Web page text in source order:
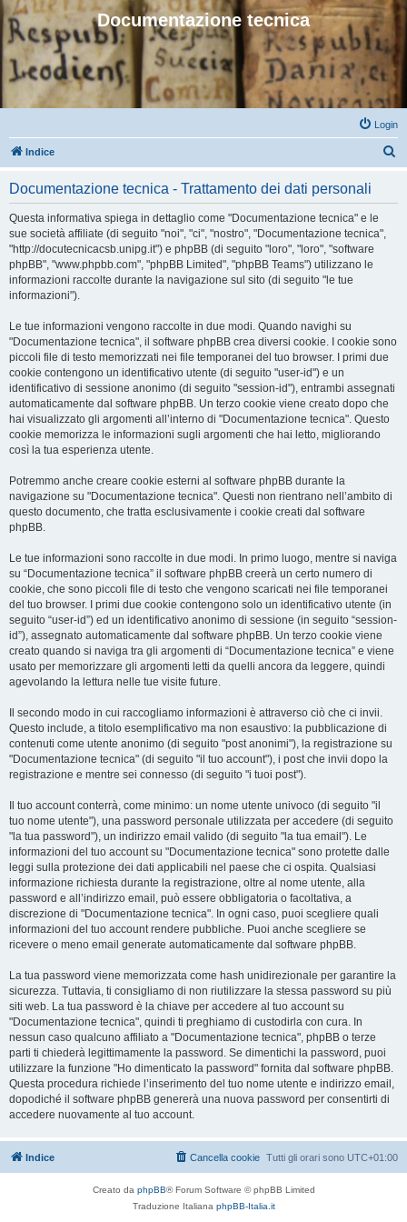
Documentazione tecnica
Login
Indice
Documentazione tecnica - Trattamento dei dati personali
Questa informativa spiega in dettaglio come "Documentazione tecnica" e le
sue società affiliate (di seguito "noi", "ci", "nostro", "Documentazione tecnica",
"http://docutecnicacsb.unipg.it") e phpBB (di seguito "loro", "loro", "software
phpBB", "www.phpbb.com", "phpBB Limited", "phpBB Teams") utilizzano le
informazioni raccolte durante la navigazione sul sito (di seguito "le tue
informazioni").
Le tue informazioni vengono raccolte in due modi. Quando navighi su
"Documentazione tecnica", il software phpBB crea diversi cookie. I cookie sono
piccoli file di testo memorizzati nei file temporanei del tuo browser. I primi due
cookie contengono un identificativo utente (di seguito "user-id") e un
identificativo di sessione anonimo (di seguito "session-id"), entrambi assegnati
automaticamente dal software phpBB. Un terzo cookie viene creato dopo che
hai visualizzato gli argomenti all’interno di "Documentazione tecnica". Questo
cookie memorizza le informazioni sugli argomenti che hai letto, migliorando
così la tua esperienza utente.
Potremmo anche creare cookie esterni al software phpBB durante la
navigazione su "Documentazione tecnica". Questi non rientrano nell’ambito di
questo documento, che tratta esclusivamente i cookie creati dal software
phpBB.
Le tue informazioni sono raccolte in due modi. In primo luogo, mentre si naviga
su “Documentazione tecnica” il software phpBB creerà un certo numero di
cookie, che sono piccoli file di testo che vengono scaricati nei file temporanei
del tuo browser. I primi due cookie contengono solo un identificativo utente (in
seguito “user-id”) ed un identificativo anonimo di sessione (in seguito “session-
id”), assegnato automaticamente dal software phpBB. Un terzo cookie viene
creato quando si naviga tra gli argomenti di “Documentazione tecnica” e viene
usato per memorizzare gli argomenti letti da quelli ancora da leggere, quindi
agevolando la lettura nelle tue visite future.
Il secondo modo in cui raccogliamo informazioni è attraverso ciò che ci invii.
Questo include, a titolo esemplificativo ma non esaustivo: la pubblicazione di
contenuti come utente anonimo (di seguito "post anonimi"), la registrazione su
"Documentazione tecnica" (di seguito "il tuo account"), i post che invii dopo la
registrazione e mentre sei connesso (di seguito "i tuoi post").
Il tuo account conterrà, come minimo: un nome utente univoco (di seguito "il
tuo nome utente"), una password personale utilizzata per accedere (di seguito
"la tua password"), un indirizzo email valido (di seguito "la tua email"). Le
informazioni del tuo account su "Documentazione tecnica" sono protette dalle
leggi sulla protezione dei dati applicabili nel paese che ci ospita. Qualsiasi
informazione richiesta durante la registrazione, oltre al nome utente, alla
password e all’indirizzo email, può essere obbligatoria o facoltativa, a
discrezione di "Documentazione tecnica". In ogni caso, puoi scegliere quali
informazioni del tuo account rendere pubbliche. Puoi anche scegliere se
ricevere o meno email generate automaticamente dal software phpBB.
La tua password viene memorizzata come hash unidirezionale per garantire la
sicurezza. Tuttavia, ti consigliamo di non riutilizzare la stessa password su più
siti web. La tua password è la chiave per accedere al tuo account su
"Documentazione tecnica", quindi ti preghiamo di custodirla con cura. In
nessun caso qualcuno affiliato a "Documentazione tecnica", phpBB o terze
parti ti chiederà legittimamente la password. Se dimentichi la password, puoi
utilizzare la funzione "Ho dimenticato la password" fornita dal software phpBB.
Questa procedura richiede l’inserimento del tuo nome utente e indirizzo email,
dopodiché il software phpBB genererà una nuova password per consentirti di
accedere nuovamente al tuo account.
Indice Tutti gli orari sono UTC+01:00
Cancella cookie
Creato da phpBB® Forum Software © phpBB Limited
Traduzione Italiana phpBB-Italia.it